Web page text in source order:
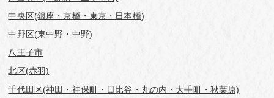
中央区(銀座・京橋・東京・日本橋)
中野区(東中野・中野)
八王子市
北区(赤羽)
千代田区(神田・神保町・日比谷・丸の内・大手町・秋葉原)